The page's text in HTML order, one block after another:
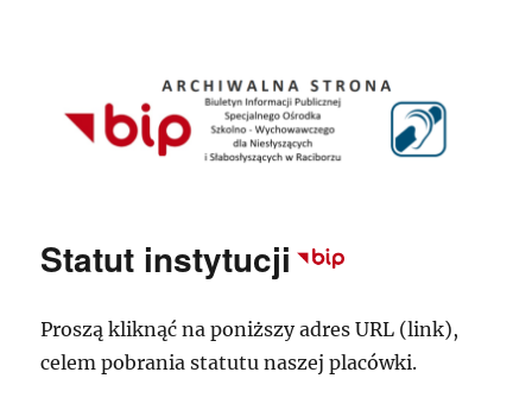
SOSWNiS
Statut instytucji
Proszą kliknąć na poniższy adres URL (link),
celem pobrania statutu naszej placówki.